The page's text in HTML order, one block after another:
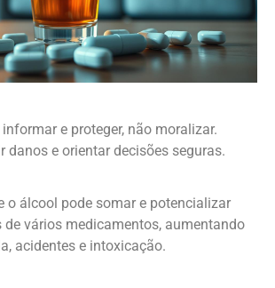
e proteger, não moralizar.
danos e orientar decisões seguras.
o álcool pode somar e potencializar
vários medicamentos, aumentando
acidentes e intoxicação.